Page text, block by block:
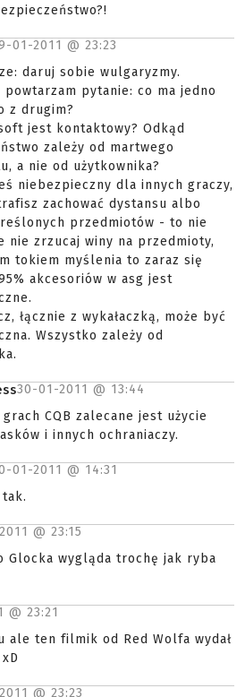
01-2011 @ 23:23
daruj sobie wulgaryzmy.
powtarzam pytanie: co ma jedno
z drugim?
jest kontaktowy? Odkąd
zależy od martwego
a nie od użytkownika?
niebezpieczny dla innych graczy,
zachować dystansu albo
przedmiotów - to nie
nie zrzucaj winy na przedmioty,
tokiem myślenia to zaraz się
akcesoriów w asg jest
łącznie z wykałaczką, może być
Wszystko zależy od
30-01-2011 @ 13:44
CQB zalecane jest użycie
i innych ochraniaczy.
01-2011 @ 14:31
tak.
@ 23:15
Glocka wygląda trochę jak ryba
@ 23:21
ale ten filmik od Red Wolfa wydał
@ 23:23